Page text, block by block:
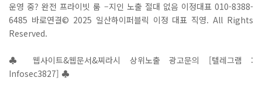
운영 중? 완전 프라이빗 룸 –지인 노출 절대 없음 이정대표 010-8388-
6485 바로연결© 2025 일산하이퍼블릭 이정 대표 직영. All Rights
Reserved.
♣ 웹사이트&웹문서&찌라시 상위노출 광고문의 [텔레그램 :
Infosec3827] ♣